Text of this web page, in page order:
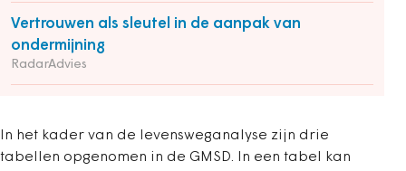
Vertrouwen als sleutel in de aanpak van
ondermijning
RadarAdvies
In het kader van de levensweganalyse zijn drie
tabellen opgenomen in de GMSD. In een tabel kan